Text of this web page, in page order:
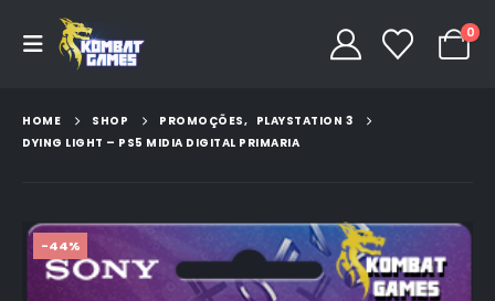
0
HOME SHOP PROMOÇÕES, PLAYSTATION 3
DYING LIGHT – PS5 MIDIA DIGITAL PRIMARIA
-44%